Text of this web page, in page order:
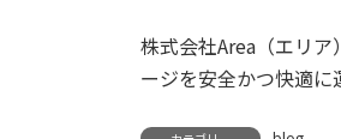
株式会社Area（エリ
ージを安全かつ快適に